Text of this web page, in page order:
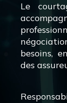
Le
besoins,
des